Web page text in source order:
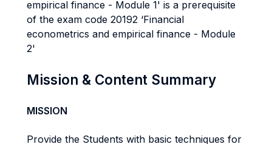
empirical finance - Module 1' is a prerequisite
of the exam code 20192 ‘Financial
econometrics and empirical finance - Module
2'
Mission & Content Summary
MISSION
Provide the Students with basic techniques for